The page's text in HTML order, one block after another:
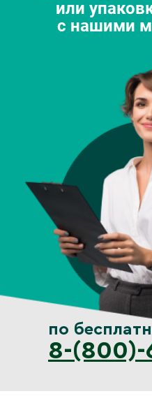
или
с нашими
по
8-